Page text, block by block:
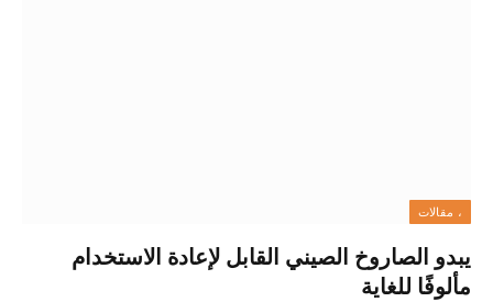
، مقالات
يبدو الصاروخ الصيني القابل لإعادة الاستخدام
مألوفًا للغاية